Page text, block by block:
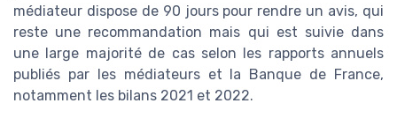
médiateur dispose de 90 jours pour rendre un avis, qui
reste une recommandation mais qui est suivie dans
une large majorité de cas selon les rapports annuels
publiés par les médiateurs et la Banque de France,
notamment les bilans 2021 et 2022.